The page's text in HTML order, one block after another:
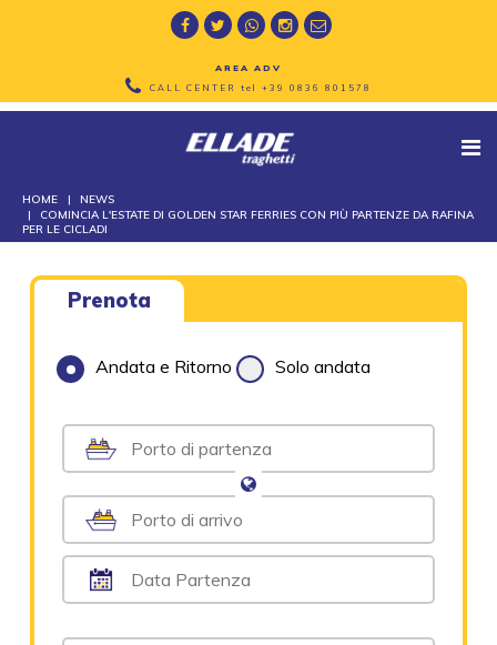
AREA ADV
CALL CENTER tel +39 0836 801578
HOME
NEWS
COMINCIA L'ESTATE DI GOLDEN STAR FERRIES CON PIÙ PARTENZE DA RAFINA
PER LE CICLADI
Prenota
Andata e Ritorno Solo andata